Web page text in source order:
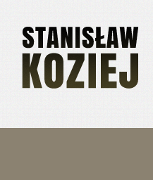
Publikacje
Działalność
Materiały dydaktyczne